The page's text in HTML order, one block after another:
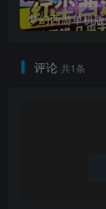
评论 共1条